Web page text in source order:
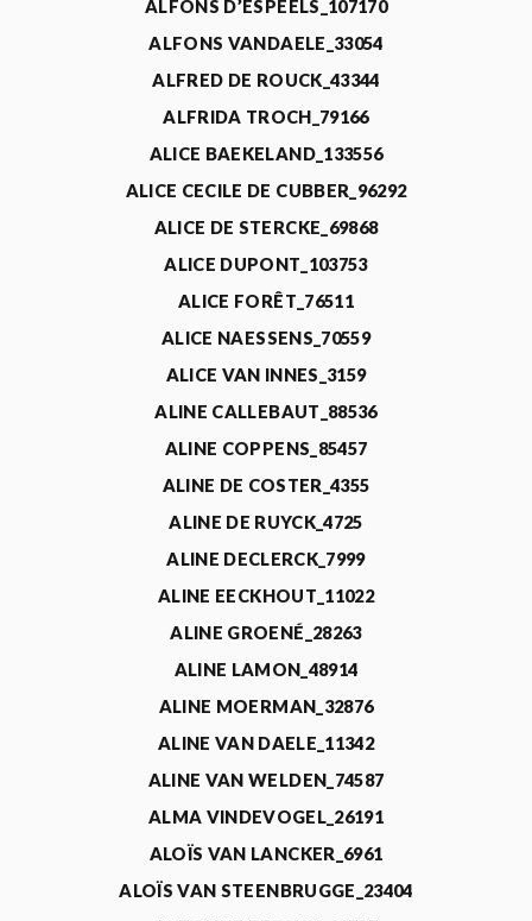
ALFONS D’ESPEELS_107170
ALFONS VANDAELE_33054
ALFRED DE ROUCK_43344
ALFRIDA TROCH_79166
ALICE BAEKELAND_133556
ALICE CECILE DE CUBBER_96292
ALICE DE STERCKE_69868
ALICE DUPONT_103753
ALICE FORÊT_76511
ALICE NAESSENS_70559
ALICE VAN INNES_3159
ALINE CALLEBAUT_88536
ALINE COPPENS_85457
ALINE DE COSTER_4355
ALINE DE RUYCK_4725
ALINE DECLERCK_7999
ALINE EECKHOUT_11022
ALINE GROENÉ_28263
ALINE LAMON_48914
ALINE MOERMAN_32876
ALINE VAN DAELE_11342
ALINE VAN WELDEN_74587
ALMA VINDEVOGEL_26191
ALOÏS VAN LANCKER_6961
ALOÏS VAN STEENBRUGGE_23404